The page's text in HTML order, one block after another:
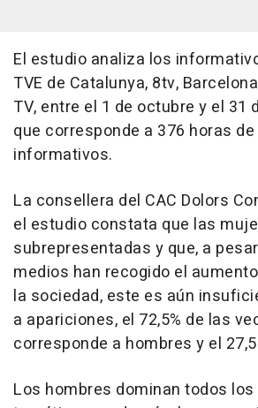
El estudio analiza los
TVE de Catalunya, 8tv,
TV, entre el 1 de octubre y el 31
que corresponde a 376 horas
informativos.
La consellera del CAC Dolors
el estudio constata que las
subrepresentadas y que, a
medios han recogido el
la sociedad, este es aún
a apariciones, el 72,5% de las
corresponde a hombres y el
Los hombres dominan todos